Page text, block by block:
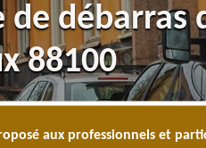
de débarras
88100
aux professionnels et